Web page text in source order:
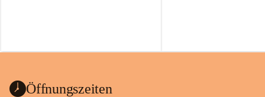
können ab 1. September wieder heimische
Vielfalt in Gärten bringen und zugleich
Öffnungszeiten